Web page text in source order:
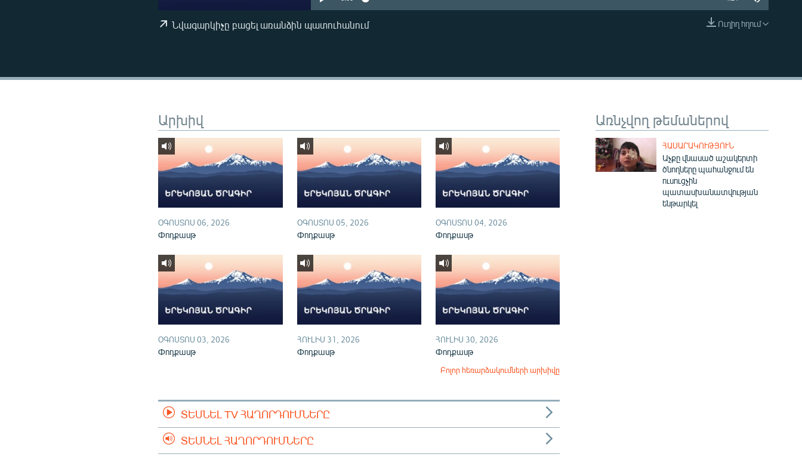
EMBED
Ուղիղ հղում
Նվագարկիչը բացել առանձին պատուհանում
Առնչվող թեմաներով
ՀԱՍԱՐԱԿՈՒԹՅՈՒՆ
Աչքը վնասած աշակերտի
ծնողները պահանջում են
ուսուցչին
պատասխանատվության
ենթարկել
Արխիվ
ՕԳՈՍՏՈՍ 06, 2026
Փոդքասթ
ՕԳՈՍՏՈՍ 05, 2026
Փոդքասթ
ՕԳՈՍՏՈՍ 04, 2026
Փոդքասթ
ՕԳՈՍՏՈՍ 03, 2026
Փոդքասթ
ՀՈՒԼԻՍ 31, 2026
Փոդքասթ
ՀՈՒԼԻՍ 30, 2026
Փոդքասթ
Բոլոր հեռարձակումների արխիվը
ՏԵՍՆԵԼ TV ՀԱՂՈՐԴՈՒՄՆԵՐԸ
ՏԵՍՆԵԼ ՀԱՂՈՐԴՈՒՄՆԵՐԸ